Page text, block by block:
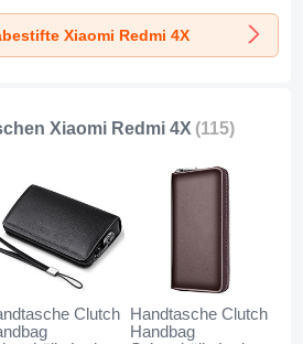
Xiaomi Redmi 4X
Xiaomi Redmi 4X (115)
Clutch
Handtasche Clutch
Handbag